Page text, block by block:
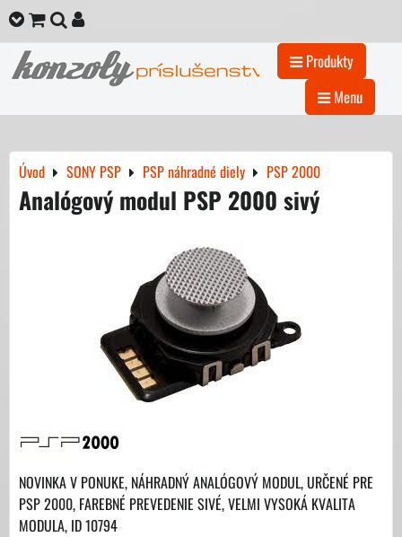
Produkty
Menu
Úvod SONY PSP PSP náhradné diely PSP 2000
Analógový modul PSP 2000 sivý
NOVINKA V PONUKE, NÁHRADNÝ ANALÓGOVÝ MODUL, URČENÉ PRE
PSP 2000, FAREBNÉ PREVEDENIE SIVÉ, VELMI VYSOKÁ KVALITA
MODULA, ID 10794